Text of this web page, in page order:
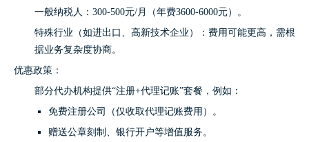
一般纳税人：300-500元/月（年费3600-6000元）。
特殊行业（如进出口、高新技术企业）：费用可能更高，需根
据业务复杂度协商。
优惠政策：
部分代办机构提供“注册+代理记账”套餐，例如：
免费注册公司（仅收取代理记账费用）。
赠送公章刻制、银行开户等增值服务。